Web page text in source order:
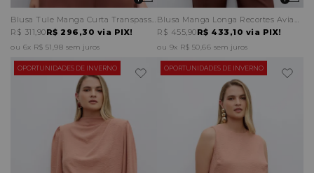
R$ 296,30 via PIX!
R$ 311,90
6x R$ 51,98 sem juros
R$ 433,10 via PIX!
R$ 455,90
9x R$ 50,66 sem juros
OPORTUNIDADES DE INVERNO OPORTUNIDADES DE INVERNO